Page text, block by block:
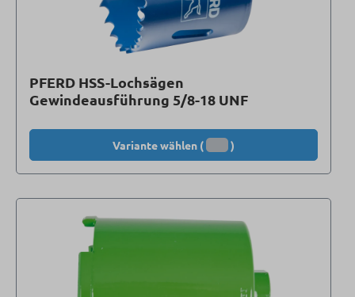
PFERD HSS-Lochsägen
Gewindeausführung 5/8-18 UNF
Variante wählen ( )